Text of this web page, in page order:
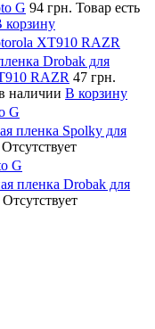
G 94 грн. Товар есть
корзину
XT910 RAZR
Drobak для
RAZR 47 грн.
наличии В корзину
G
пленка Spolky для
Отсутствует
G
пленка Drobak для
Отсутствует